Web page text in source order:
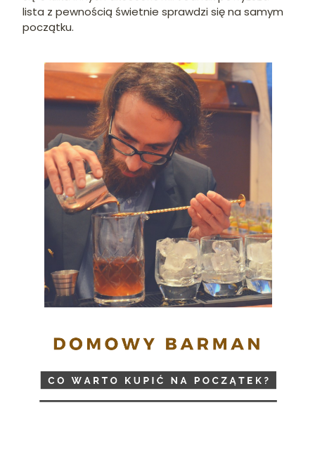
lista z pewnością świetnie sprawdzi się na samym
początku.